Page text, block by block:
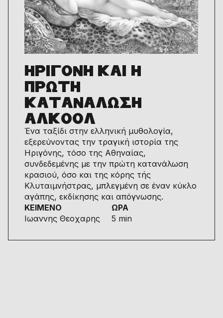
ΗΡΙΓΟΝΗ ΚΑΙ Η
ΠΡΩΤΗ
ΚΑΤΑΝΑΛΩΣΗ
ΑΛΚΟΟΛ
Ένα ταξίδι στην ελληνική μυθολογία,
εξερεύνoντας την τραγική ιστορία της
Ηριγόνης, τόσο της Αθηναίας,
συνδεδεμένης με την πρώτη κατανάλωση
κρασιού, όσο και της κόρης τής
Κλυταιμνήστρας, μπλεγμένη σε έναν κύκλο
αγάπης, εκδίκησης και απόγνωσης.
ΚΕΙΜΕΝΟ
Ιωαννης Θεοχαρης
ΩΡΑ
5 min